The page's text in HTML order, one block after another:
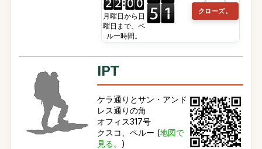
月曜日から日
曜日まで、ペ
ルー時間。
クローズ。
IPT
ケラ通りとサン・アンド
レス通りの角
オフィス317号
クスコ、ペルー (地図で
見る。 )